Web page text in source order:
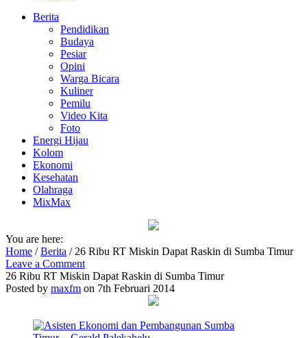
Berita
Pendidikan
Budaya
Pesiar
Opini
Warga Bicara
Kuliner
Pemilu
Video Kita
Foto
Energi Hijau
Kolom
Ekonomi
Kesehatan
Olahraga
MixMax
You are here:
Home /Berita / 26 Ribu RT Miskin Dapat Raskin di Sumba Timur
Leave a Comment
26 Ribu RT Miskin Dapat Raskin di Sumba Timur
Posted by maxfm on 7th Februari 2014